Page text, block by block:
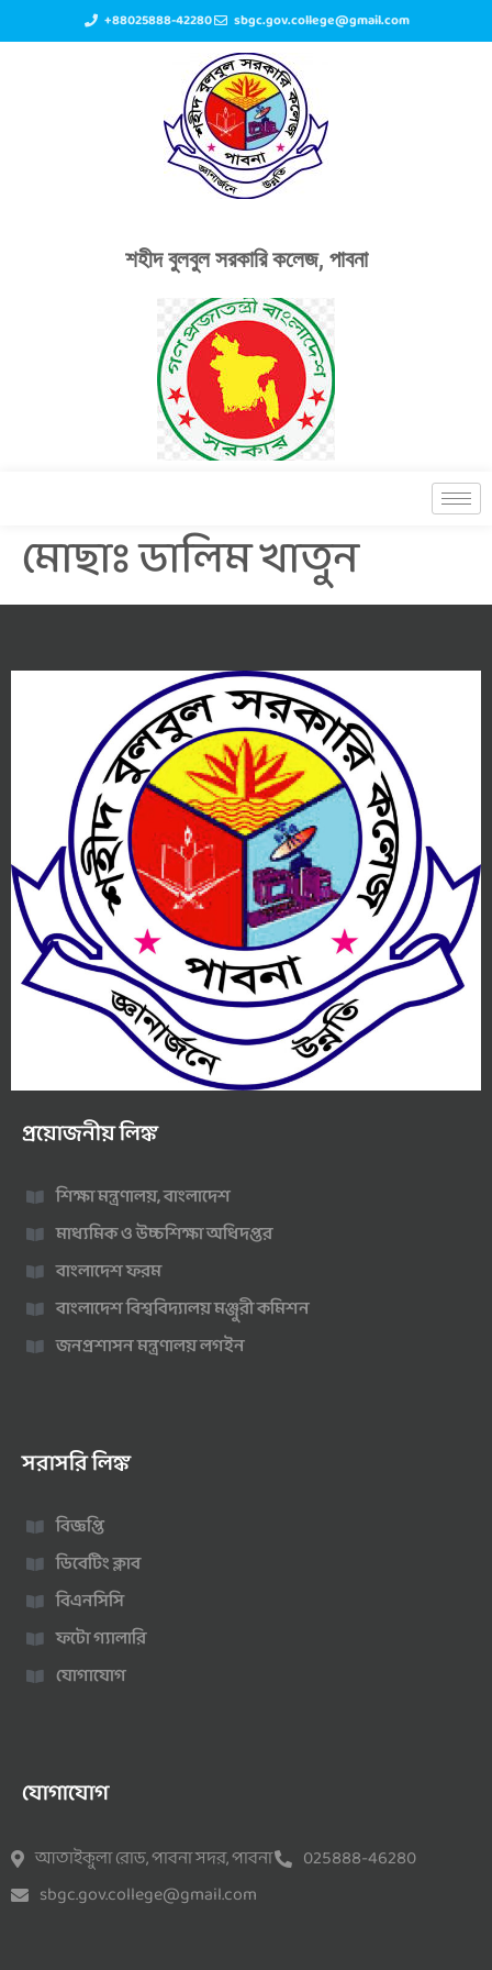
+88025888-42280 sbgc.gov.college@gmail.com
শহীদ বুলবুল সরকারি কলেজ, পাবনা
মোছাঃ ডালিম খাতুন
প্রয়োজনীয় লিঙ্ক
শিক্ষা মন্ত্রণালয়, বাংলাদেশ
মাধ্যমিক ও উচ্চশিক্ষা অধিদপ্তর
বাংলাদেশ ফরম
বাংলাদেশ বিশ্ববিদ্যালয় মঞ্জুরী কমিশন
জনপ্রশাসন মন্ত্রণালয় লগইন
সরাসরি লিঙ্ক
বিজ্ঞপ্তি
ডিবেটিং ক্লাব
বিএনসিসি
ফটো গ্যালারি
যোগাযোগ
যোগাযোগ
আতাইকুলা রোড, পাবনা সদর, পাবনা
025888-46280
sbgc.gov.college@gmail.com